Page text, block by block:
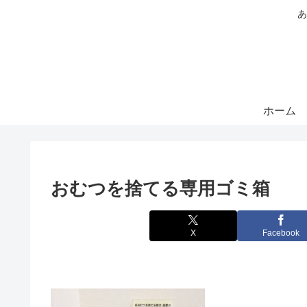
ホーム
おむつを捨てる専用ゴミ箱
X Facebook